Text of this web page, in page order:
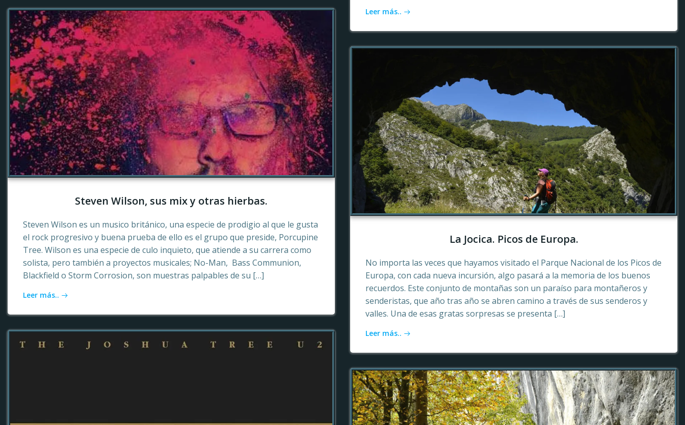
Leer más..
Steven Wilson, sus mix y otras hierbas.
Steven Wilson es un musico británico, una especie de prodigio al que le gusta
el rock progresivo y buena prueba de ello es el grupo que preside, Porcupine
Tree. Wilson es una especie de culo inquieto, que atiende a su carrera como
solista, pero también a proyectos musicales; No-Man, Bass Communion,
Blackfield o Storm Corrosion, son muestras palpables de su […]
Leer más..
La Jocica. Picos de Europa.
No importa las veces que hayamos visitado el Parque Nacional de los Picos de
Europa, con cada nueva incursión, algo pasará a la memoria de los buenos
recuerdos. Este conjunto de montañas son un paraíso para montañeros y
senderistas, que año tras año se abren camino a través de sus senderos y
valles. Una de esas gratas sorpresas se presenta […]
Leer más..